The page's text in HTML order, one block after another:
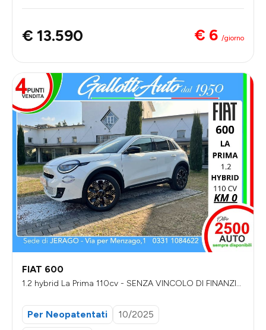
€ 13.590 € 6 /giorno
FIAT 600
1.2 hybrid La Prima 110cv - SENZA VINCOLO DI FINANZIA
Per Neopatentati
10/2025